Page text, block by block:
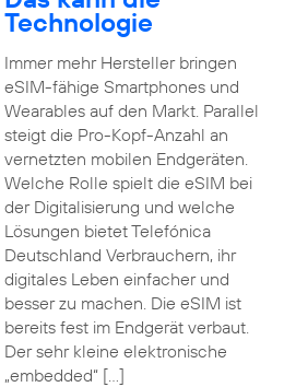
Technologie
Immer mehr Hersteller bringen
eSIM-fähige Smartphones und
Wearables auf den Markt. Parallel
steigt die Pro-Kopf-Anzahl an
vernetzten mobilen Endgeräten.
Welche Rolle spielt die eSIM bei
der Digitalisierung und welche
Lösungen bietet Telefónica
Deutschland Verbrauchern, ihr
digitales Leben einfacher und
besser zu machen. Die eSIM ist
bereits fest im Endgerät verbaut.
Der sehr kleine elektronische
„embedded“ […]